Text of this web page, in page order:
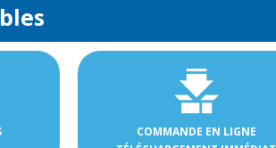
COMMANDE EN LIGNE